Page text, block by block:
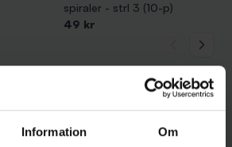
Information Om
spiraler - strl 3 (10-p)
49 kr